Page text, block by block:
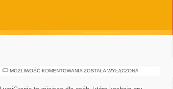
MOŻLIWOŚĆ KOMENTOWANIA RANKINGI
ZOSTAŁA WYŁĄCZONA